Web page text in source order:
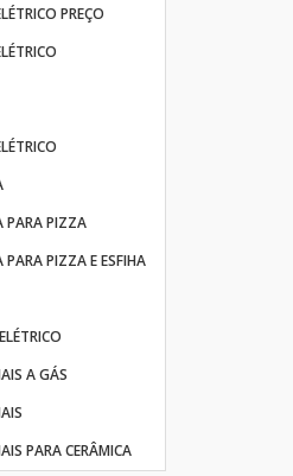
PREÇO
PARA PIZZA
PARA PIZZA E ESFIHA
A GÁS
PARA CERÂMICA